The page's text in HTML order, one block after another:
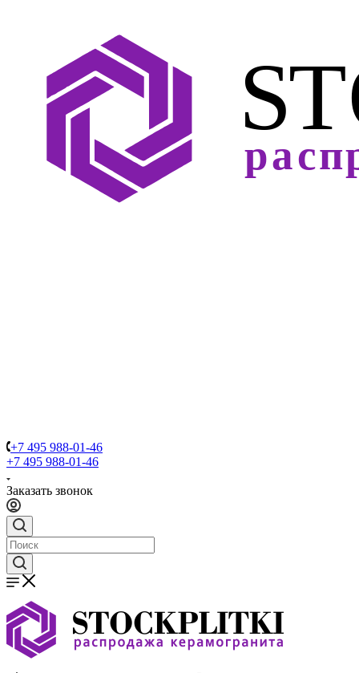
+7 495 988-01-46
+7 495 988-01-46
Заказать звонок